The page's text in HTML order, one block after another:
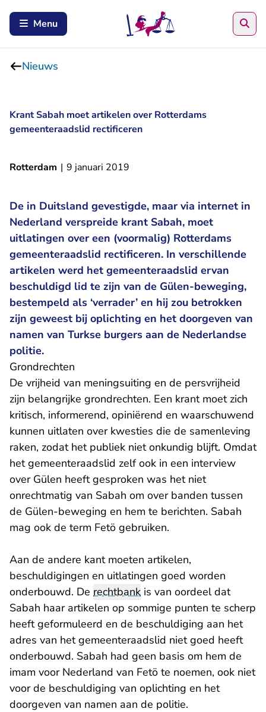
Menu
Nieuws
Krant Sabah moet artikelen over Rotterdams
gemeenteraadslid rectificeren
Rotterdam | 9 januari 2019
De in Duitsland gevestigde, maar via internet in
Nederland verspreide krant Sabah, moet
uitlatingen over een (voormalig) Rotterdams
gemeenteraadslid rectificeren. In verschillende
artikelen werd het gemeenteraadslid ervan
beschuldigd lid te zijn van de Gülen-beweging,
bestempeld als ‘verrader’ en hij zou betrokken
zijn geweest bij oplichting en het doorgeven van
namen van Turkse burgers aan de Nederlandse
politie.
Grondrechten
De vrijheid van meningsuiting en de persvrijheid
zijn belangrijke grondrechten. Een krant moet zich
kritisch, informerend, opiniërend en waarschuwend
kunnen uitlaten over kwesties die de samenleving
raken, zodat het publiek niet onkundig blijft. Omdat
het gemeenteraadslid zelf ook in een interview
over Gülen heeft gesproken was het niet
onrechtmatig van Sabah om over banden tussen
de Gülen-beweging en hem te berichten. Sabah
mag ook de term Fetö gebruiken.
Aan de andere kant moeten artikelen,
beschuldigingen en uitlatingen goed worden
onderbouwd. De rechtbank is van oordeel dat
Sabah haar artikelen op sommige punten te scherp
heeft geformuleerd en de beschuldiging aan het
adres van het gemeenteraadslid niet goed heeft
onderbouwd. Sabah had geen basis om hem de
imam voor Nederland van Fetö te noemen, ook niet
voor de beschuldiging van oplichting en het
doorgeven van namen aan de politie.